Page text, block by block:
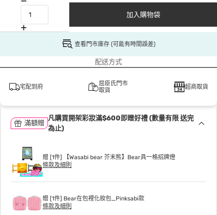
加入購物袋
查看門市庫存 (可能有時間誤差)
配送方式
宅配到府
屈臣氏門市
取貨
超商取貨
滿額贈
凡購買開架彩妝滿$600即贈好禮 (數量有限 送完
為止)
贈 [1件] 【Wasabi bear 芥末熊】Bear具一格招牌燈
條款及細則
贈 [1件] Bear在包裡化妝包_Pinksabi款
條款及細則